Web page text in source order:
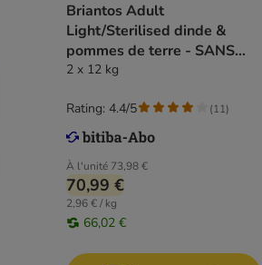
Briantos Adult
Light/Sterilised dinde &
pommes de terre - SANS
CÉRÉALES
2 x 12 kg
À l'unité 73,98 €
70,99 €
2,96 € / kg
66,02 €
Rating: 4.4/5 (11)